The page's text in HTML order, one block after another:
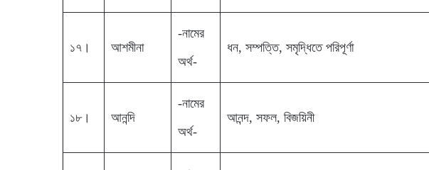
১৭। আশমীনা
-নামের
অর্থ-
ধন, সম্পত্তি, সমৃদ্ধিতে পরিপূর্ণা
১৮। আনন্দি
-নামের
অর্থ-
আনন্দ, সফল, বিজয়িনী